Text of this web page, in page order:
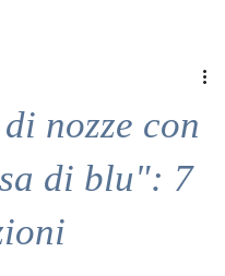
nozze con
di blu": 7